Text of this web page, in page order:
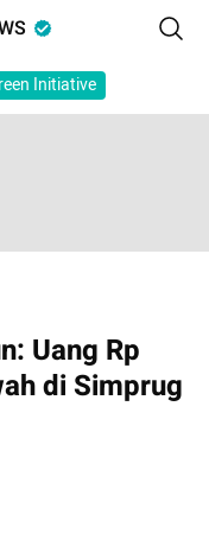
Initiative
Uang Rp
di Simprug